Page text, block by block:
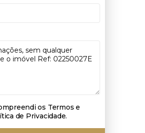
os Termos e
de Privacidade.